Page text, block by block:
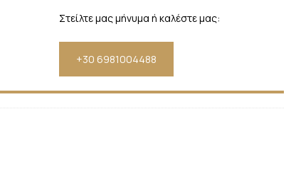
Στείλτε μας μήνυμα ή καλέστε μας:
+30 6981004488